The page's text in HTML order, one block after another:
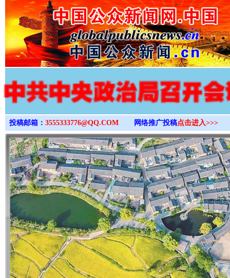
>
投稿邮箱： 3555333776@QQ.COM 网络推广投稿点击进入>>>